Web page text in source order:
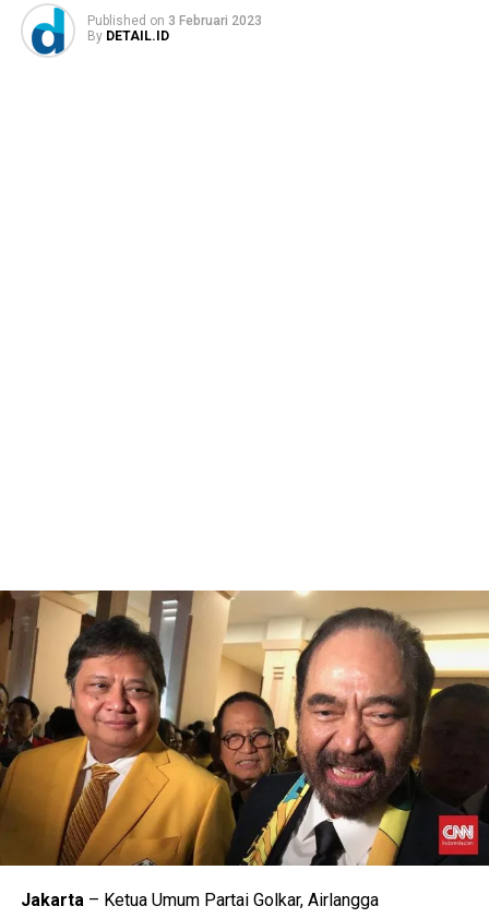
Published on 3 Februari 2023
By DETAIL.ID
Jakarta– Ketua Umum Partai Golkar, Airlangga